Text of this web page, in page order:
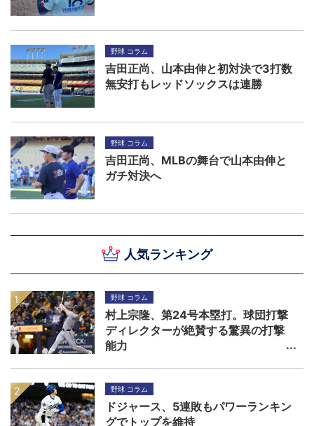
人気ランキング
野球 コラム
村上宗隆、第24号本塁打。球団打撃
ディレクターが絶賛する驚異の打撃
能力
野球 コラム
ドジャース、5連敗もパワーランキン
グでトップを維持
野球 コラム
吉田正尚、山本由伸と初対決で3打数
無安打もレッドソックスは連勝
野球 コラム
吉田正尚、MLBの舞台で山本由伸と
ガチ対決へ